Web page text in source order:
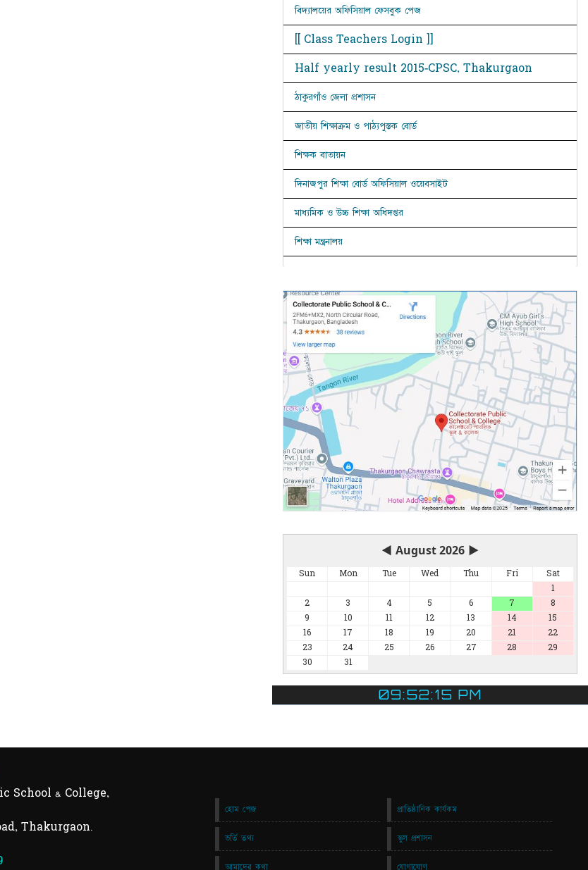
বিদ্যালয়ের অফিসিয়াল ফেসবুক পেজ
[[ Class Teachers Login ]]
Half yearly result 2015-CPSC, Thakurgaon
ঠাকুরগাঁও জেলা প্রশাসন
জাতীয় শিক্ষাক্রম ও পাঠ্যপুস্তক বোর্ড
শিক্ষক বাতায়ন
দিনাজপুর শিক্ষা বোর্ড অফিসিয়াল ওয়েবসাইট
মাধ্যমিক ও উচ্চ শিক্ষা অধিদপ্তর
শিক্ষা মন্ত্রনালয়
◀ August 2026 ▶
Sun Mon Tue Wed Thu Fri
Sat
1
2
3 4 5 6 7
8
9
10 11 12 13 14
15
16
17 18 19 20 21
22
23
24 25 26 27 28
29
30
31
09:52:16 PM
School & College,
Thakurgaon.
হোম পেজ প্রাতিষ্ঠানিক কার্যকম
ভর্তি তথ্য স্কুল প্রশাসন
আমাদের কথা যোগাযোগ